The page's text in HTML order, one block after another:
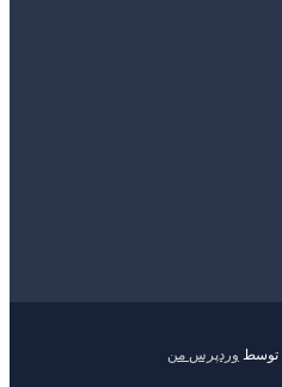
توسط وردپرس من